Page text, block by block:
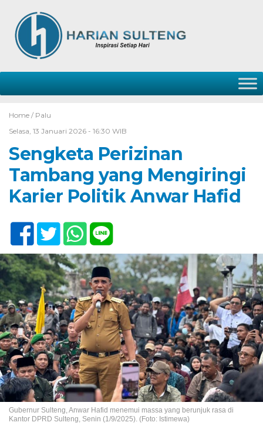
Home / Palu
Selasa, 13 Januari 2026 - 16:30 WIB
Sengketa Perizinan
Tambang yang Mengiringi
Karier Politik Anwar Hafid
Gubernur Sulteng, Anwar Hafid menemui massa yang berunjuk rasa di
Kantor DPRD Sulteng, Senin (1/9/2025). (Foto: Istimewa)